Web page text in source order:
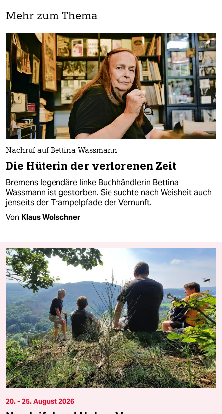
Mehr zum Thema
Nachruf auf Bettina Wassmann
Die Hüterin der verlorenen Zeit
Bremens legendäre linke Buchhändlerin Bettina
Wassmann ist gestorben. Sie suchte nach Weisheit auch
jenseits der Trampelpfade der Vernunft.
Von Klaus Wolschner
20. - 25. August 2026